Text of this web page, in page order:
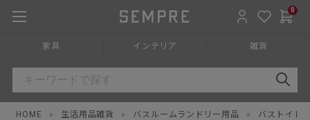
0
家具 インテリア 雑貨
HOME » 生活用品雑貨 » バスルームランドリー用品 » バストイレ